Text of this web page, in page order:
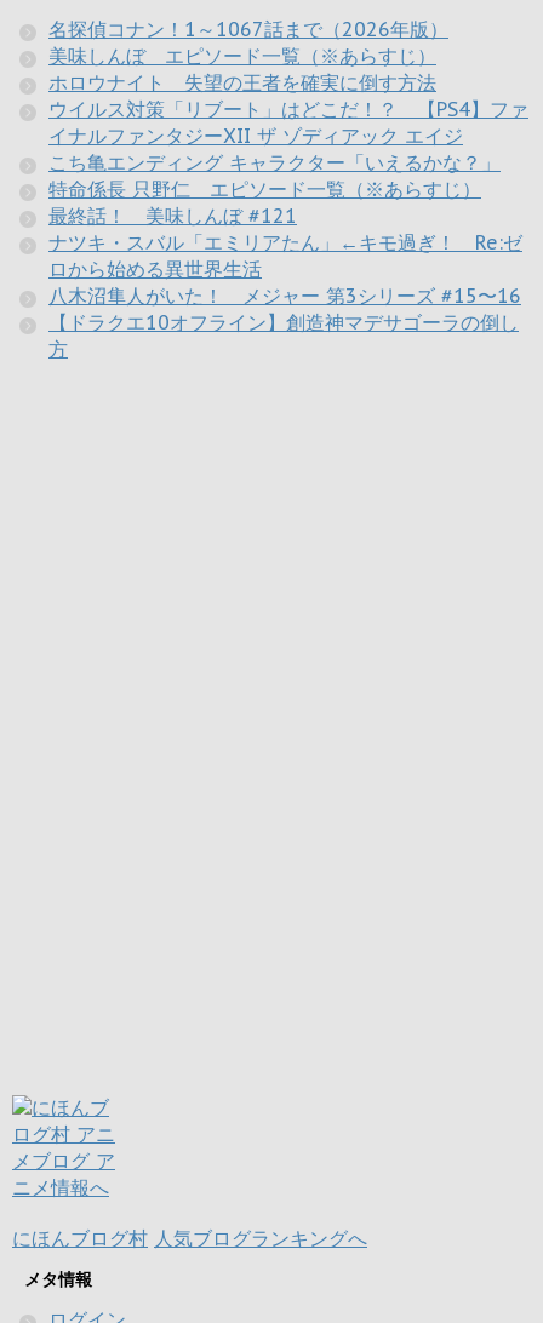
名探偵コナン！1～1067話まで（2026年版）
美味しんぼ エピソード一覧（※あらすじ）
ホロウナイト 失望の王者を確実に倒す方法
ウイルス対策「リブート」はどこだ！？ 【PS4】ファ
イナルファンタジーXII ザ ゾディアック エイジ
こち亀エンディング キャラクター「いえるかな？」
特命係長 只野仁 エピソード一覧（※あらすじ）
最終話！ 美味しんぼ #121
ナツキ・スバル「エミリアたん」←キモ過ぎ！ Re:ゼ
ロから始める異世界生活
八木沼隼人がいた！ メジャー 第3シリーズ #15〜16
【ドラクエ10オフライン】創造神マデサゴーラの倒し
方
にほんブログ村 人気ブログランキングへ
メタ情報